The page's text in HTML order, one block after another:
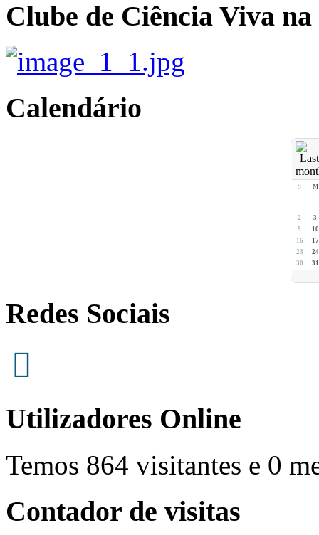
Clube de Ciência Viva
Calendário
S M
2
3
9
10
16
17
23
24
30
31
Redes Sociais
Utilizadores Online
Temos 864 visitantes e 0
Contador de visitas